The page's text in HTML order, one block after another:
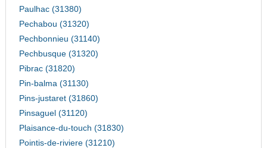
Paulhac (31380)
Pechabou (31320)
Pechbonnieu (31140)
Pechbusque (31320)
Pibrac (31820)
Pin-balma (31130)
Pins-justaret (31860)
Pinsaguel (31120)
Plaisance-du-touch (31830)
Pointis-de-riviere (31210)